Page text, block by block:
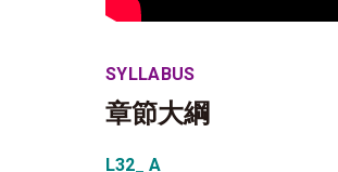
SYLLABUS
章節大綱
L32_ A